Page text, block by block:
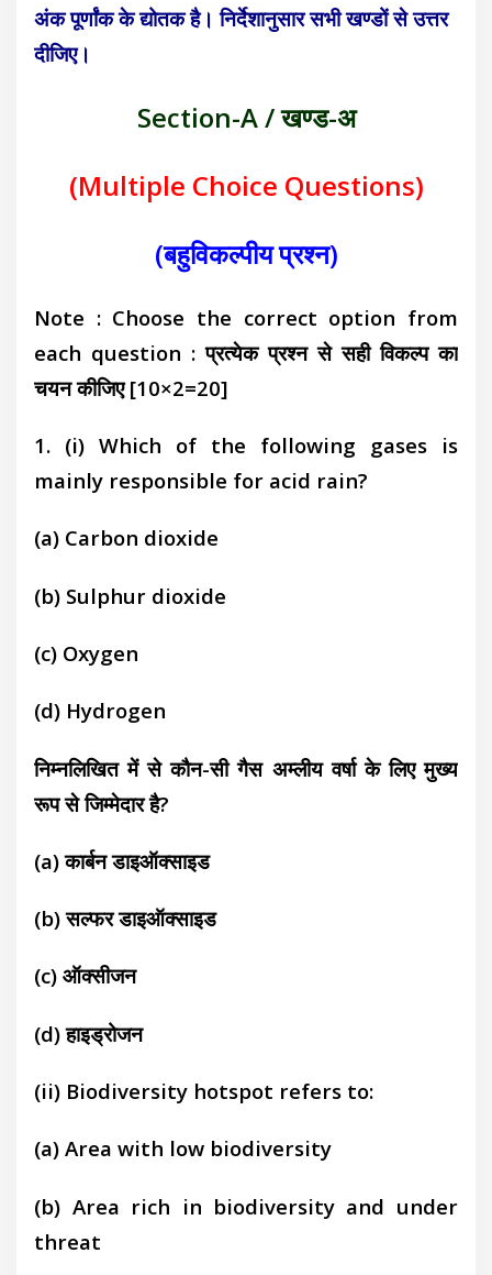
अंक पूर्णांक के द्योतक है। निर्देशानुसार सभी खण्डों से उत्तर
दीजिए।
Section-A / खण्ड-अ
(Multiple Choice Questions)
(बहुविकल्पीय प्रश्न)
Note : Choose the correct option from
each question :प्रत्येक प्रश्न से सही विकल्प का
चयन कीजिए[10×2=20]
1. (i) Which of the following gases is
mainly responsible for acid rain?
(a) Carbon dioxide
(b) Sulphur dioxide
(c) Oxygen
(d) Hydrogen
निम्नलिखित में से कौन-सी गैस अम्लीय वर्षा के लिएमुख्य
रूप से जिम्मेदार है?
(a) कार्बन डाइऑक्साइड
(b) सल्फर डाइऑक्साइड
(c) ऑक्सीजन
(d) हाइड्रोजन
(ii) Biodiversity hotspot refers to:
(a) Area with low biodiversity
(b) Area rich in biodiversity and under
threat